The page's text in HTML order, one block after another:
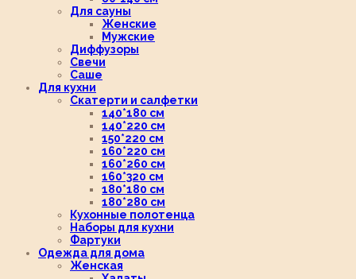
Для сауны
Женские
Мужские
Диффузоры
Свечи
Саше
Для кухни
Скатерти и салфетки
140*180 см
140*220 см
150*220 см
160*220 см
160*260 см
160*320 см
180*180 см
180*280 см
Кухонные полотенца
Наборы для кухни
Фартуки
Одежда для дома
Женская